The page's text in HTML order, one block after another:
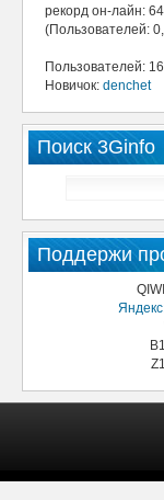
рекорд он-лайн:
(Пользователей:
Пользователей:
Новичок: denchet
Поиск 3Ginfo
Поддержи